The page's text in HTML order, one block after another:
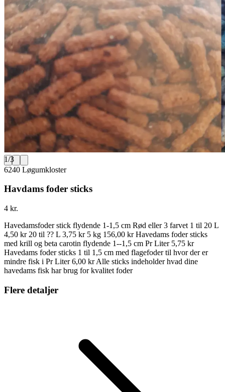
1/3
6240 Løgumkloster
Havdams foder sticks
4 kr.
Havedamsfoder stick flydende 1-1,5 cm Rød eller 3 farvet 1 til 20 L
4,50 kr 20 til ?? L 3,75 kr 5 kg 156,00 kr Havedams foder sticks
med krill og beta carotin flydende 1--1,5 cm Pr Liter 5,75 kr
Havedams foder sticks 1 til 1,5 cm med flagefoder til hvor der er
mindre fisk i Pr Liter 6,00 kr Alle sticks indeholder hvad dine
havedams fisk har brug for kvalitet foder
Flere detaljer